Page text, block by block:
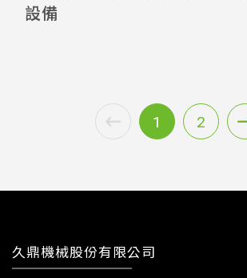
設備
1 2
久鼎機械股份有限公司